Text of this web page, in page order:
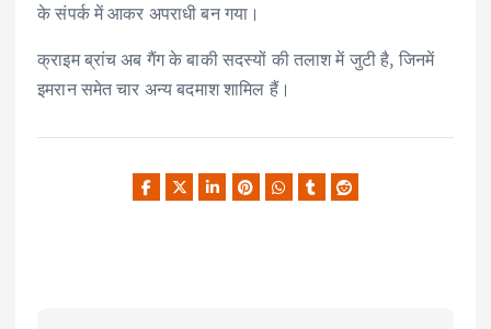
के संपर्क में आकर अपराधी बन गया।
क्राइम ब्रांच अब गैंग के बाकी सदस्यों की तलाश में जुटी है, जिनमें
इमरान समेत चार अन्य बदमाश शामिल हैं।